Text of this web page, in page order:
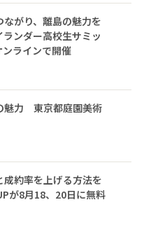
がり、離島の魅力を
ンダー高校生サミッ
ラインで開催
魅力 東京都庭園美術
約率を上げる方法を
が8月18、20日に無料